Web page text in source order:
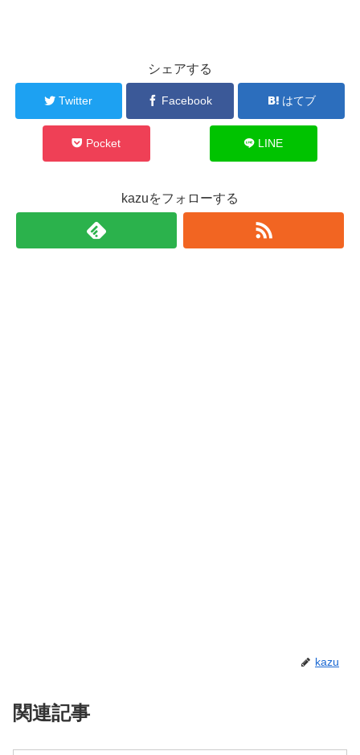
シェアする
Twitter Facebook はてブ
Pocket LINE
kazuをフォローする
kazu
関連記事